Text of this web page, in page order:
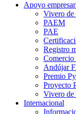
Apoyo
Vivero de
PAEM
PAE
Registro
Andújar
Premio
Proyecto
Vivero de
Internacional